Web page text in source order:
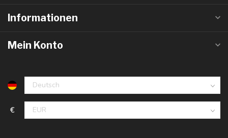
Informationen
Mein Konto
€